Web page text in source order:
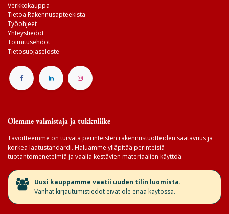
Verkkokauppa
Tietoa Rakennusapteekista
Työohjeet
Yhteystiedot
Toimitusehdot
Tietosuojaseloste
Olemme valmistaja ja tukkuliike
Tavoitteemme on turvata perinteisten rakennustuotteiden saatavuus ja
korkea laatustandardi. Haluamme ylläpitää perinteisiä
tuotantomenetelmiä ja vaalia kestävien materiaalien käyttöä.
​Uusi kauppamme vaatii uuden tilin luomista.
Vanhat kirjautumistiedot eivät ole enää käytössä.